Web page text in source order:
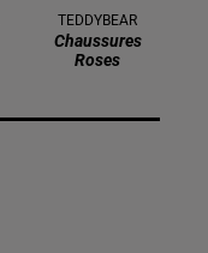
TEDDYBEAR
Chaussures
Roses